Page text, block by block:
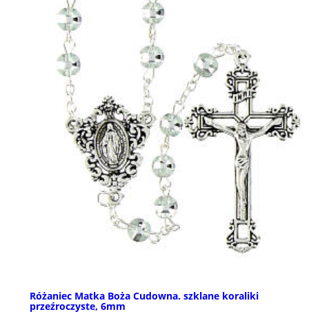
Różaniec Matka Boża Cudowna. szklane koraliki
przeźroczyste, 6mm